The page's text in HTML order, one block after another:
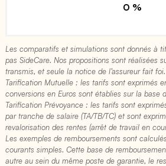
0 %
Les comparatifs et simulations sont donnés à
pas SideCare. Nos propositions sont réalisées
transmis, et seule la notice de l’assureur fait foi.
Tarification Mutuelle : les tarifs sont exprimés
conversions en Euros sont établies sur la
Tarification Prévoyance : les tarifs sont
par tranche de salaire (TA/TB/TC) et sont
revalorisation des rentes (arrêt de travail en
Les exemples de remboursements sont
courants simples. Cette base de
autre au sein du même poste de garantie, le